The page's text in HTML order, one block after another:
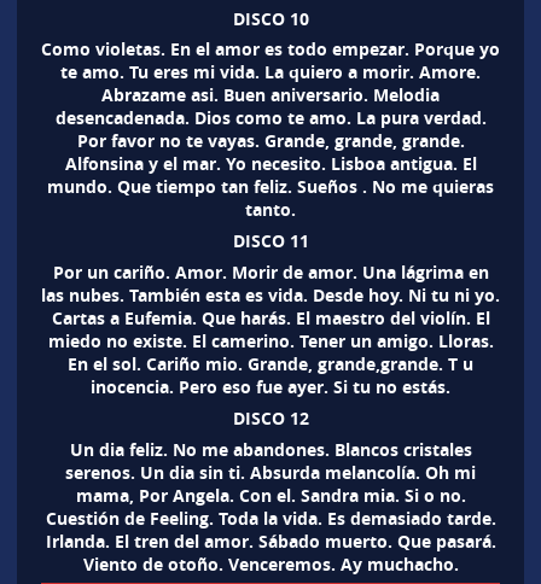
DISCO 10
Como violetas. En el amor es todo empezar. Porque yo
te amo. Tu eres mi vida. La quiero a morir. Amore.
Abrazame asi. Buen aniversario. Melodia
desencadenada. Dios como te amo. La pura verdad.
Por favor no te vayas. Grande, grande, grande.
Alfonsina y el mar. Yo necesito. Lisboa antigua. El
mundo. Que tiempo tan feliz. Sueños . No me quieras
tanto.
DISCO 11
Por un cariño. Amor. Morir de amor. Una lágrima en
las nubes. También esta es vida. Desde hoy. Ni tu ni yo.
Cartas a Eufemia. Que harás. El maestro del violín. El
miedo no existe. El camerino. Tener un amigo. Lloras.
En el sol. Cariño mio. Grande, grande,grande. T u
inocencia. Pero eso fue ayer. Si tu no estás.
DISCO 12
Un dia feliz. No me abandones. Blancos cristales
serenos. Un dia sin ti. Absurda melancolía. Oh mi
mama, Por Angela. Con el. Sandra mia. Si o no.
Cuestión de Feeling. Toda la vida. Es demasiado tarde.
Irlanda. El tren del amor. Sábado muerto. Que pasará.
Viento de otoño. Venceremos. Ay muchacho.